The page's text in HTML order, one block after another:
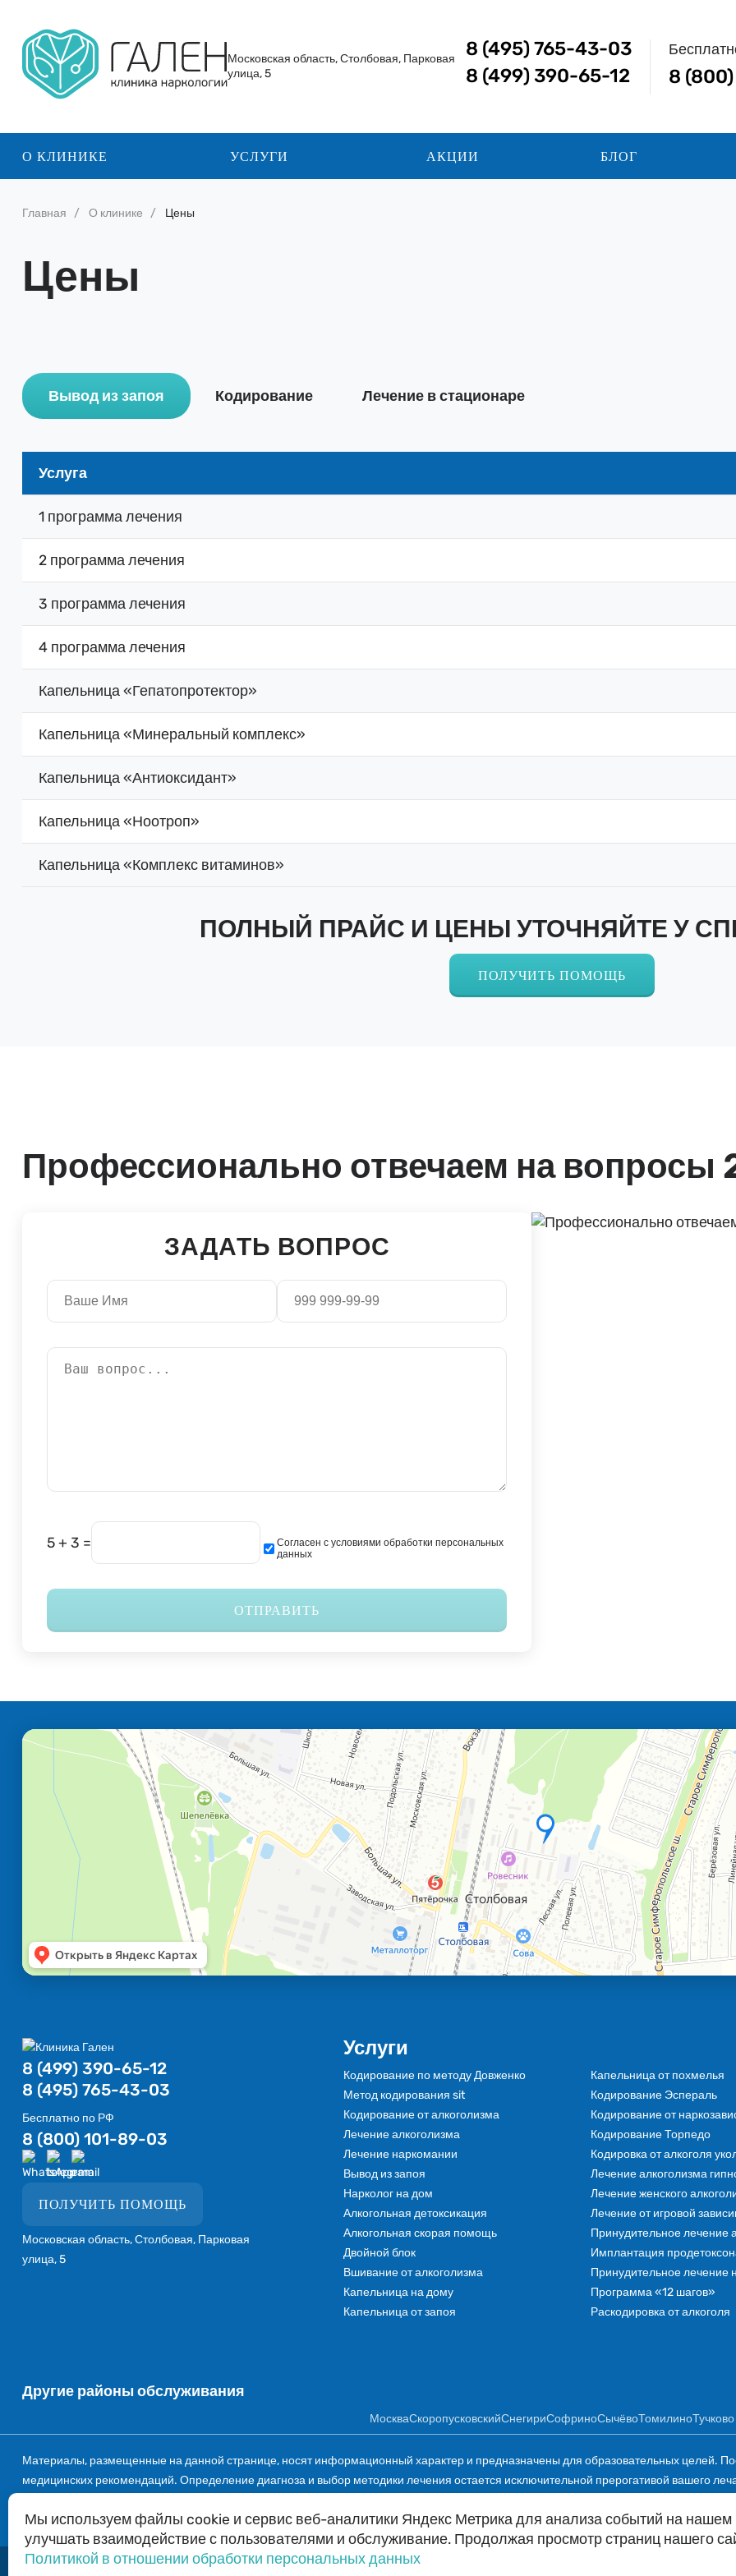
Московская область, Столбовая, Парковая
улица, 5
8 (495) 765-43-03
8 (499) 390-65-12
8
О КЛИНИКЕ УСЛУГИ АКЦИИ БЛОГ
Главная О клинике Цены
Цены
Вывод из запоя Кодирование Лечение в стационаре
Услуга
1 программа лечения
2 программа лечения
3 программа лечения
4 программа лечения
Капельница «Гепатопротектор»
Капельница «Минеральный комплекс»
Капельница «Антиоксидант»
Капельница «Ноотроп»
Капельница «Комплекс витаминов»
ПОЛНЫЙ ПРАЙС И ЦЕНЫ УТОЧНЯЙТЕ У
ПОЛУЧИТЬ ПОМОЩЬ
Профессионально отвечаем на вопросы
ЗАДАТЬ ВОПРОС
5 + 3 =
Согласен с условиями обработки персональных
данных
ОТПРАВИТЬ
8 (499) 390-65-12
8 (495) 765-43-03
Бесплатно по РФ
8 (800) 101-89-03
ПОЛУЧИТЬ ПОМОЩЬ
Московская область, Столбовая, Парковая
улица, 5
Услуги
Кодирование по методу Довженко
Метод кодирования sit
Кодирование от алкоголизма
Лечение алкоголизма
Лечение наркомании
Вывод из запоя
Нарколог на дом
Алкогольная детоксикация
Алкогольная скорая помощь
Двойной блок
Вшивание от алкоголизма
Капельница на дому
Капельница от запоя
Капельница от похмелья
Кодирование Эспераль
Кодирование от
Кодирование Торпедо
Кодировка от алкоголя
Лечение алкоголизма
Лечение женского
Лечение от игровой
Принудительное лечение
Имплантация
Принудительное лечение
Программа «12 шагов»
Раскодировка от алкоголя
Другие районы обслуживания
МоскваСкоропусковскийСнегириСофриноСычёвоТомилиноТучково
Материалы, размещенные на данной странице, носят информационный характер и предназначены для образовательных целей.
медицинских рекомендаций. Определение диагноза и выбор методики лечения остается исключительной прерогативой вашего
публичной офертой. Любое использование или копирование материалов сайта допускается лишь с разрешения правообладателя
2026 © Вызов нарколога в Столбовой
Мы используем файлы cookie и сервис веб-аналитики Яндекс Метрика для анализа событий на нашем
улучшать взаимодействие с пользователями и обслуживание. Продолжая просмотр страниц нашего
Политикой в отношении обработки персональных данных